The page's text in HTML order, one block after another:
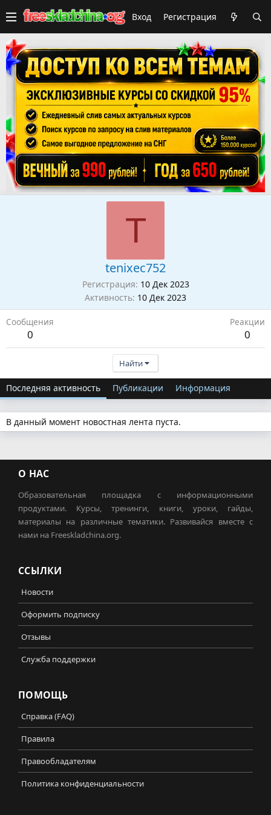
Вход Регистрация
T
tenixec752
Регистрация 10 Дек 2023
Активность 10 Дек 2023
Сообщения
0
Реакции
0
Найти
Последняя активность Публикации Информация
В данный момент новостная лента пуста.
О НАС
Образовательная площадка с информационными
продуктами. Курсы, тренинги, книги, уроки, гайды,
материалы на различные тематики. Развивайся вместе с
нами на Freeskladchina.org.
ССЫЛКИ
Новости
Оформить подписку
Отзывы
Служба поддержки
ПОМОЩЬ
Справка (FAQ)
Правила
Правообладателям
Политика конфиденциальности